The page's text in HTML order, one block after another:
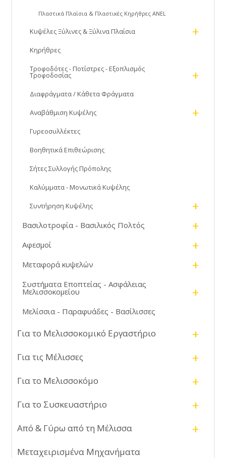
Πλαστικά Πλαίσια & Πλαστικές Κηρήθρες ANEL
Κυψέλες Ξύλινες & Ξύλινα Πλαίσια +
Κηρήθρες
Τροφοδότες - Ποτίστρες - Εξοπλισμός
Τροφοδοσίας +
Διαφράγματα / Κάθετα Φράγματα
Αναβάθμιση Κυψέλης +
Γυρεοσυλλέκτες
Βοηθητικά Επιθεώρισης
Σήτες Συλλογής Πρόπολης
Καλύμματα - Μονωτικά Κυψέλης
Συντήρηση Κυψέλης +
Βασιλοτροφία - Βασιλικός Πολτός +
Αφεσμοί +
Μεταφορά κυψελών +
Συστήματα Εποπτείας - Ασφάλειας
Μελισσοκομείου +
Μελίσσια - Παραφυάδες - Βασίλισσες
Για το Μελισσοκομικό Εργαστήριο +
Για τις Μέλισσες +
Για το Μελισσοκόμο +
Για το Συσκευαστήριο +
Από & Γύρω από τη Μέλισσα +
Μεταχειρισμένα Μηχανήματα